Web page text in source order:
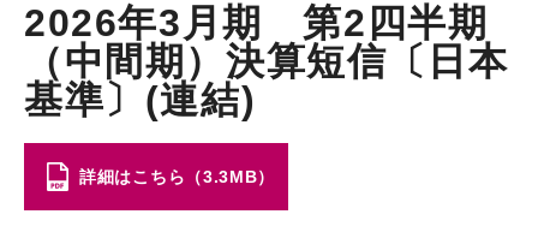
2026年3月期 第2四半期
（中間期）決算短信〔日本
基準〕(連結)
詳細はこちら（3.3MB）